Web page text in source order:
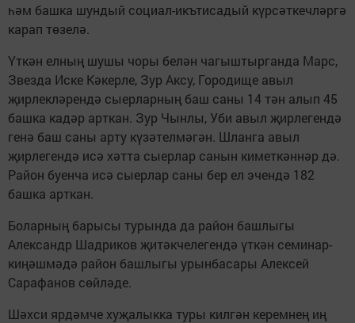
һәм башка шундый социал-икътисадый күрсәткечләргә
карап төзелә.
Үткән елның шушы чоры белән чагыштырганда Марс,
Звезда Иске Кәкерле, Зур Аксу, Городище авыл
җирлекләрендә сыерларның баш саны 14 тән алып 45
башка кадәр арткан. Зур Чынлы, Уби авыл җирлегендә
генә баш саны арту күзәтелмәгән. Шланга авыл
җирлегендә исә хәтта сыерлар санын киметкәннәр дә.
Район буенча исә сыерлар саны бер ел эчендә 182
башка арткан.
Боларның барысы турында да район башлыгы
Александр Шадриков җитәкчелегендә үткән семинар-
киңәшмәдә район башлыгы урынбасары Алексей
Сарафанов сөйләде.
Шәхси ярдәмче хуҗалыкка туры килгән керемнең иң